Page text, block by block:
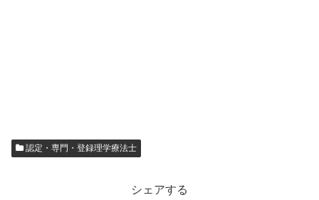
認定・専門・登録理学療法士
シェアする